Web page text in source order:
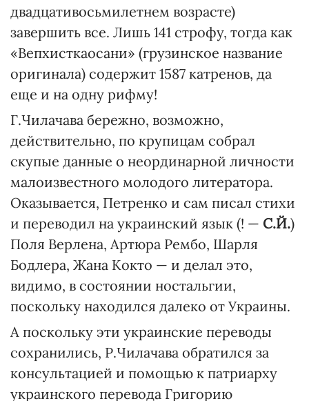
двадцативосьмилетнем возрасте)
завершить все. Лишь 141 строфу, тогда как
«Вепхисткаосани» (грузинское название
оригинала) содержит 1587 катренов, да
еще и на одну рифму!
Г.Чилачава бережно, возможно,
действительно, по крупицам собрал
скупые данные о неординарной личности
малоизвестного молодого литератора.
Оказывается, Петренко и сам писал стихи
и переводил на украинский язык (! — С.Й.)
Поля Верлена, Артюра Рембо, Шарля
Бодлера, Жана Кокто — и делал это,
видимо, в состоянии ностальгии,
поскольку находился далеко от Украины.
А поскольку эти украинские переводы
сохранились, Р.Чилачава обратился за
консультацией и помощью к патриарху
украинского перевода Григорию